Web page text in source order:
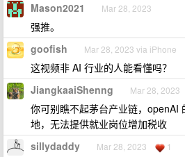
Mason2021 Mar 28, 2023
强推。
goofish Mar 28, 2023 via iPhone
这视频非 AI 行业的人能看懂吗？
JiangkaaiShenng Mar 28, 2023
你可别瞧不起茅台产业链，openAI
地，无法提供就业岗位增加税收
sillydaddy Mar 28, 2023 1